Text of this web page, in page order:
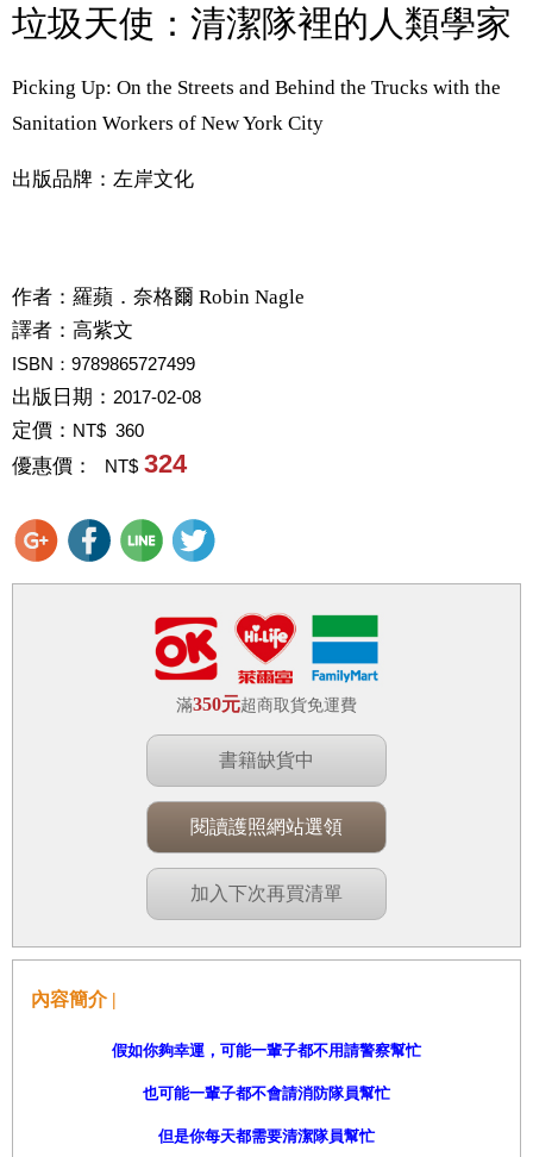
垃圾天使：清潔隊裡的人類學家
Picking Up: On the Streets and Behind the Trucks with the
Sanitation Workers of New York City
出版品牌：左岸文化
作者： 羅蘋．奈格爾 Robin Nagle
譯者： 高紫文
ISBN：9789865727499
出版日期： 2017-02-08
定價： NT$ 360
優惠價： NT$ 324
滿350元超商取貨免運費
書籍缺貨中
閱讀護照網站選領
加入下次再買清單
內容簡介 |
假如你夠幸運，可能一輩子都不用請警察幫忙
也可能一輩子都不會請消防隊員幫忙
但是你每天都需要清潔隊員幫忙